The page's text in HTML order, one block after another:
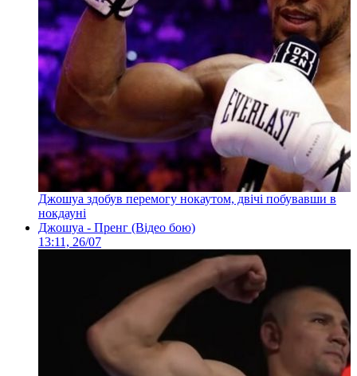
Джошуа здобув перемогу нокаутом, двічі побувавши в
нокдауні
Джошуа - Пренг (Відео бою)
13:11, 26/07